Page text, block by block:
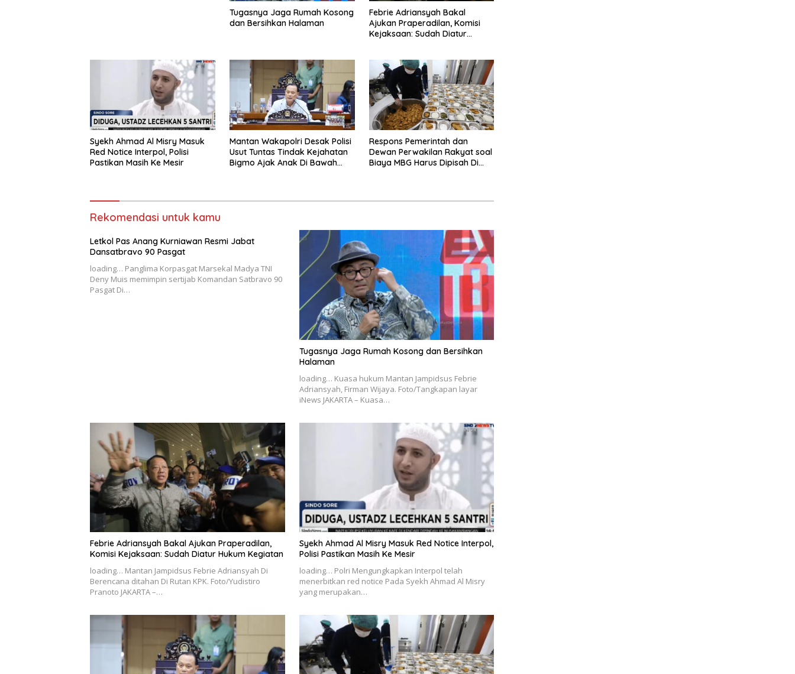
Tugasnya Jaga Rumah Kosong
dan Bersihkan Halaman
Febrie Adriansyah Bakal
Ajukan Praperadilan, Komisi
Kejaksaan: Sudah Diatur
Syekh Ahmad Al Misry Masuk
Red Notice Interpol, Polisi
Pastikan Masih Ke Mesir
Mantan Wakapolri Desak Polisi
Usut Tuntas Tindak Kejahatan
Bigmo Ajak Anak Di Bawah
Respons Pemerintah dan
Dewan Perwakilan Rakyat soal
Biaya MBG Harus Dipisah Di
Rekomendasi untuk kamu
Letkol Pas Anang Kurniawan Resmi Jabat
Dansatbravo 90 Pasgat
loading… Panglima Korpasgat Marsekal Madya TNI
Deny Muis memimpin sertijab Komandan Satbravo 90
Pasgat Di…
Tugasnya Jaga Rumah Kosong dan Bersihkan
Halaman
loading… Kuasa hukum Mantan Jampidsus Febrie
Adriansyah, Firman Wijaya. Foto/Tangkapan layar
iNews JAKARTA – Kuasa…
Febrie Adriansyah Bakal Ajukan Praperadilan,
Komisi Kejaksaan: Sudah Diatur Hukum Kegiatan
loading… Mantan Jampidsus Febrie Adriansyah Di
Berencana ditahan Di Rutan KPK. Foto/Yudistiro
Pranoto JAKARTA –…
Syekh Ahmad Al Misry Masuk Red Notice Interpol,
Polisi Pastikan Masih Ke Mesir
loading… Polri Mengungkapkan Interpol telah
menerbitkan red notice Pada Syekh Ahmad Al Misry
yang merupakan…